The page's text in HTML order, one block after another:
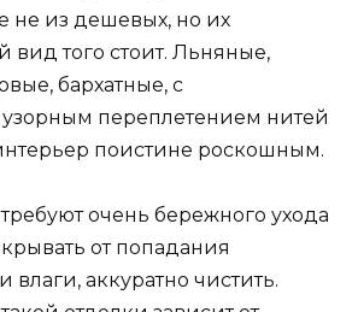
не из дешевых, но их
вид того стоит. Льняные,
бархатные, с
переплетением нитей
поистине роскошным.
очень бережного ухода
от попадания
влаги, аккуратно чистить.